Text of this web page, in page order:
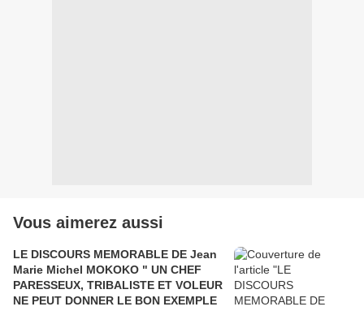
Vous aimerez aussi
LE DISCOURS MEMORABLE DE Jean
Marie Michel MOKOKO " UN CHEF
PARESSEUX, TRIBALISTE ET VOLEUR
NE PEUT DONNER LE BON EXEMPLE